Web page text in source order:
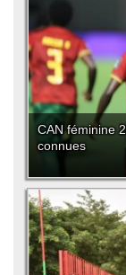
CAN féminine
connues